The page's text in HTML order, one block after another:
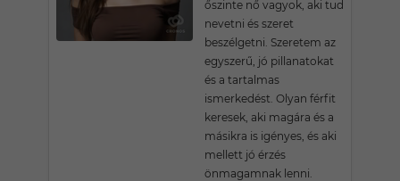
őszinte nő vagyok, aki tud
nevetni és szeret
beszélgetni. Szeretem az
egyszerű, jó pillanatokat
és a tartalmas
ismerkedést. Olyan férfit
keresek, aki magára és a
másikra is igényes, és aki
mellett jó érzés
önmagamnak lenni.